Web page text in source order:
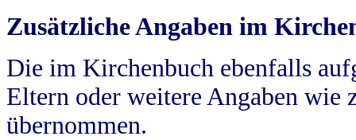
Zusätzliche Angaben im
Die im Kirchenbuch ebenfalls
Eltern oder weitere Angaben wie
übernommen.